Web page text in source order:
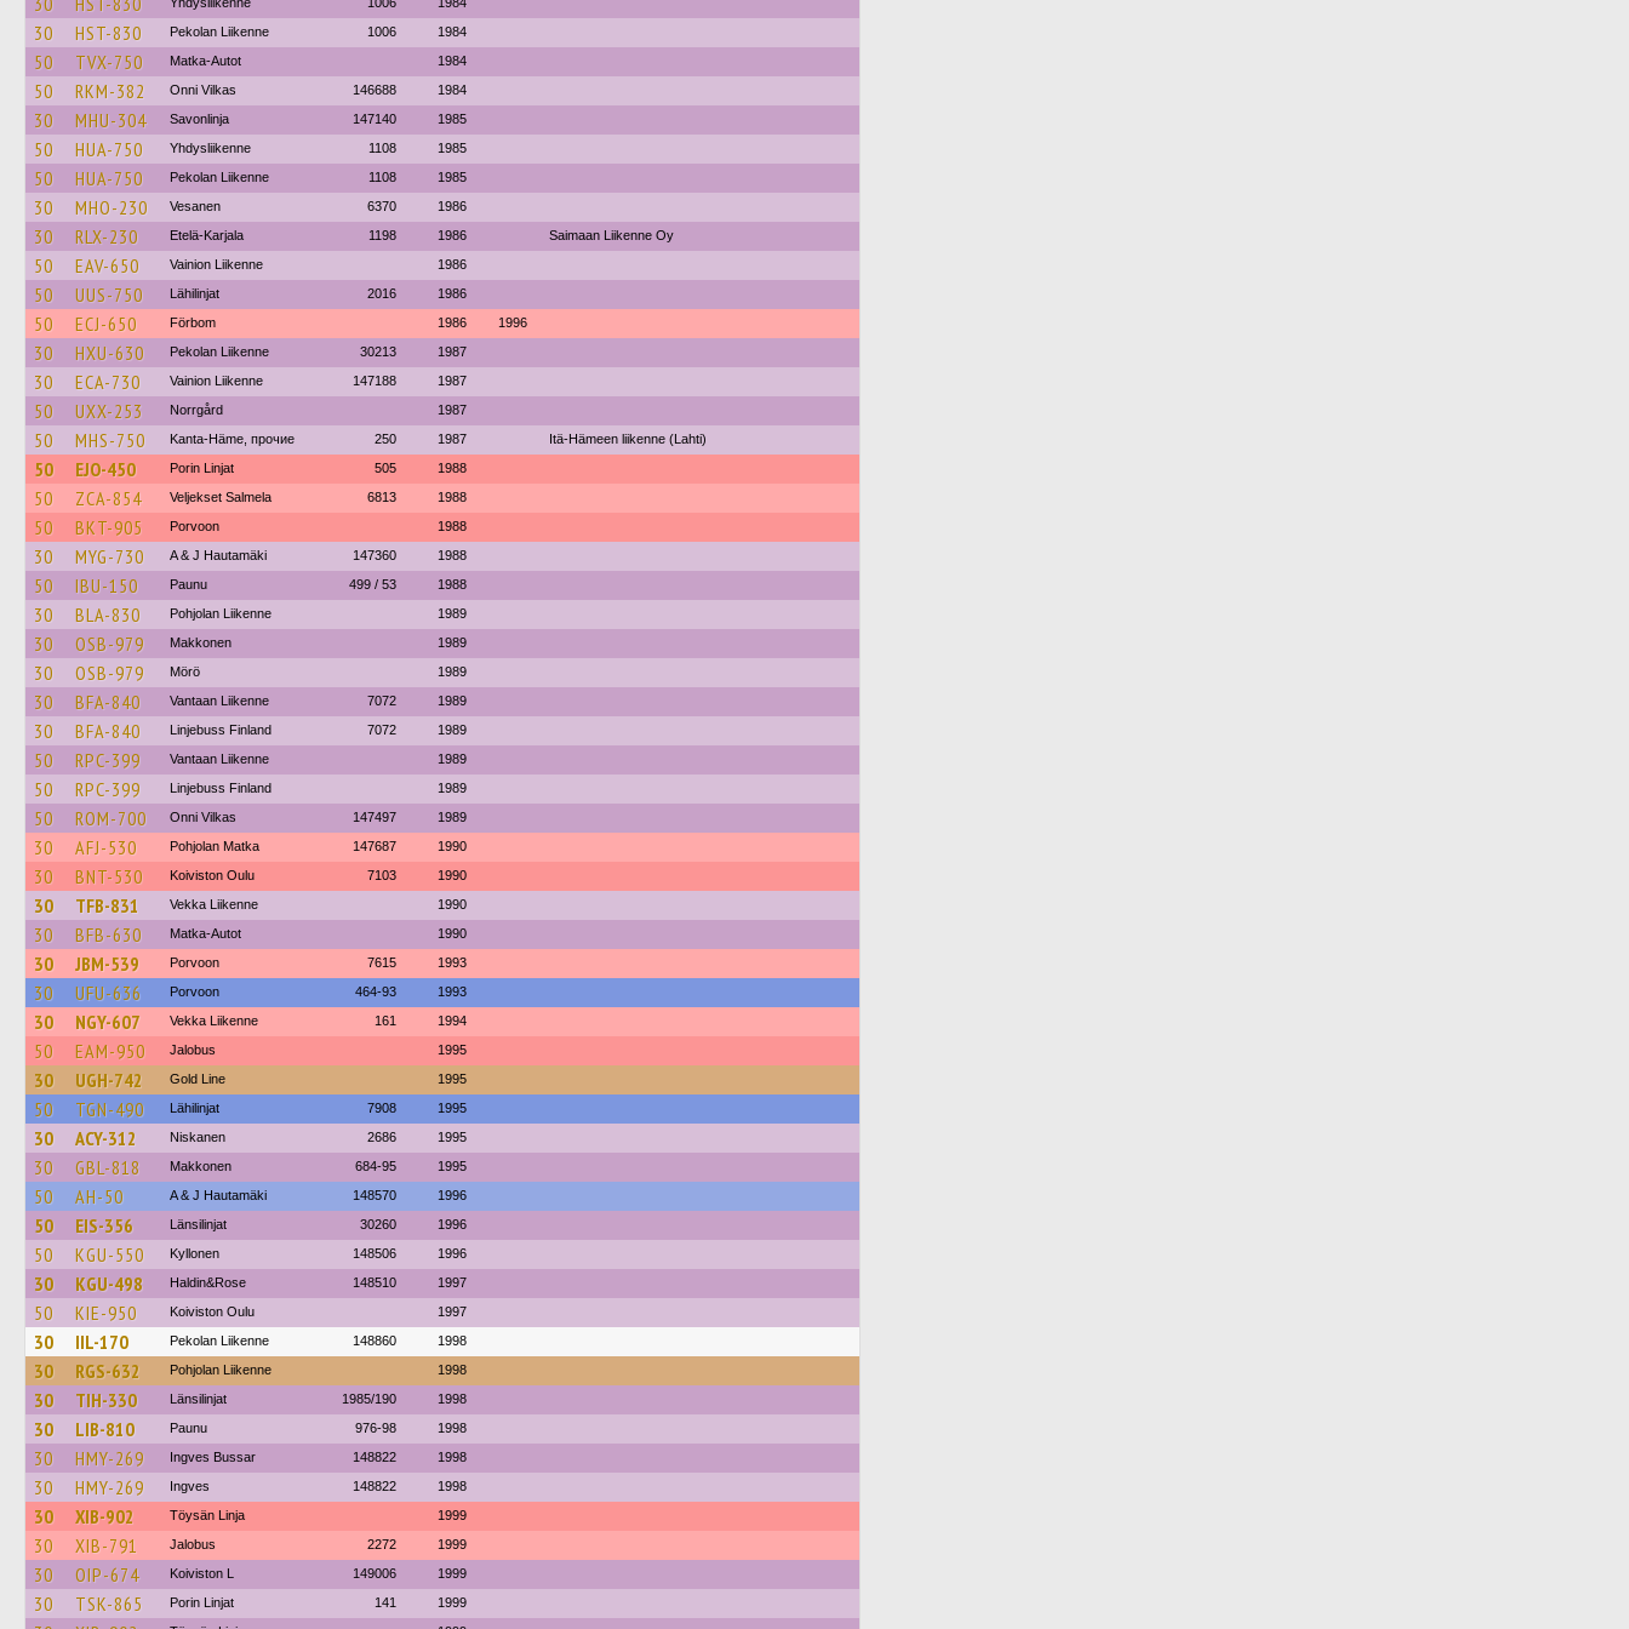
30 HST-830 Pekolan Liikenne 1006 1984
50 TVX-750 Matka-Autot 1984
50 RKM-382 Onni Vilkas 146688 1984
30 MHU-304 Savonlinja 147140 1985
50 HUA-750 Yhdysliikenne 1108 1985
50 HUA-750 Pekolan Liikenne 1108 1985
30 MHO-230 Vesanen 6370 1986
30 RLX-230 Etelä-Karjala 1198 1986 Saimaan Liikenne Oy
50 EAV-650 Vainion Liikenne 1986
50 UUS-750 Lähilinjat 2016 1986
50 ECJ-650 Förbom 1986 1996
30 HXU-630 Pekolan Liikenne 30213 1987
30 ECA-730 Vainion Liikenne 147188 1987
50 UXX-253 Norrgård 1987
50 MHS-750 Kanta-Häme, прочие 250 1987 Itä-Hämeen liikenne (Lahti)
50 EJO-450 Porin Linjat 505 1988
50 ZCA-854 Veljekset Salmela 6813 1988
50 BKT-905 Porvoon 1988
30 MYG-730 A & J Hautamäki 147360 1988
50 IBU-150 Paunu 499 / 53 1988
30 BLA-830 Pohjolan Liikenne 1989
30 OSB-979 Makkonen 1989
30 OSB-979 Mörö 1989
30 BFA-840 Vantaan Liikenne 7072 1989
30 BFA-840 Linjebuss Finland 7072 1989
50 RPC-399 Vantaan Liikenne 1989
50 RPC-399 Linjebuss Finland 1989
50 ROM-700 Onni Vilkas 147497 1989
30 AFJ-530 Pohjolan Matka 147687 1990
30 BNT-530 Koiviston Oulu 7103 1990
30 TFB-831 Vekka Liikenne 1990
30 BFB-630 Matka-Autot 1990
30 JBM-539 Porvoon 7615 1993
30 UFU-636 Porvoon 464-93 1993
30 NGY-607 Vekka Liikenne 161 1994
50 EAM-950 Jalobus 1995
30 UGH-742 Gold Line 1995
50 TGN-490 Lähilinjat 7908 1995
30 ACY-312 Niskanen 2686 1995
30 GBL-818 Makkonen 684-95 1995
50 AH-50 A & J Hautamäki 148570 1996
50 EIS-356 Länsilinjat 30260 1996
50 KGU-550 Kyllonen 148506 1996
30 KGU-498 Haldin&Rose 148510 1997
50 KIE-950 Koiviston Oulu 1997
30 IIL-170 Pekolan Liikenne 148860 1998
30 RGS-632 Pohjolan Liikenne 1998
30 TIH-330 Länsilinjat 1985/190 1998
30 LIB-810 Paunu 976-98 1998
30 HMY-269 Ingves Bussar 148822 1998
30 HMY-269 Ingves 148822 1998
30 XIB-902 Töysän Linja 1999
30 XIB-791 Jalobus 2272 1999
30 OIP-674 Koiviston L 149006 1999
30 TSK-865 Porin Linjat 141 1999